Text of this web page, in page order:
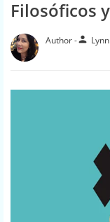
Filosóficos
person